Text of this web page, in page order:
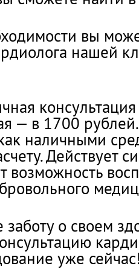
вы
нашей
— в 1700
наличными
Действует
возможность
о своем
уже